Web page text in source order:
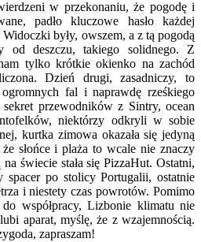
w przekonaniu, że pogodę i
padło kluczowe hasło każdej
były, owszem, a z tą pogodą
deszczu, takiego solidnego. Z
tylko krótkie okienko na zachód
Dzień drugi, zasadniczy, to
ogromnych fal i naprawdę rześkiego
przewodników z Sintry, ocean
niektórzy odkryli w sobie
kurtka zimowa okazała się jedyną
słońce i plaża to wcale nie znaczy
świecie stała się PizzaHut. Ostatni,
spacer po stolicy Portugalii, ostatnie
i niestety czas powrotów. Pomimo
współpracy, Lizbonie klimatu nie
aparat, myślę, że z wzajemnością.
zapraszam!